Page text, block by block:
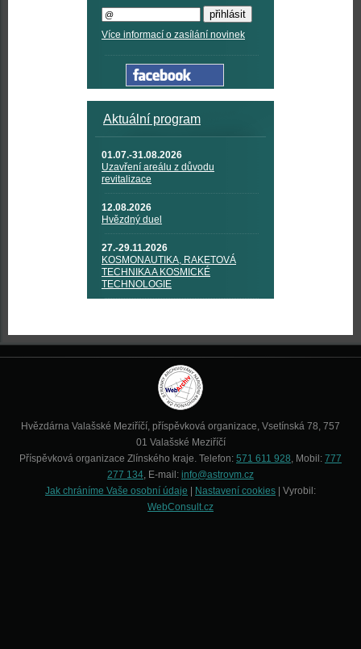
Více informací o zasílání novinek
Aktuální program
01.07.-31.08.2026
Uzavření areálu z důvodu
revitalizace
12.08.2026
Hvězdný duel
27.-29.11.2026
KOSMONAUTIKA, RAKETOVÁ
TECHNIKA A KOSMICKÉ
TECHNOLOGIE
Hvězdárna Valašské Meziříčí, příspěvková organizace, Vsetínská 78, 757
01 Valašské Meziříčí
Příspěvková organizace Zlínského kraje. Telefon: 571 611 928, Mobil: 777
277 134, E-mail: info@astrovm.cz
Jak chráníme Vaše osobní údaje
Nastavení cookies | Vyrobil:
WebConsult.cz